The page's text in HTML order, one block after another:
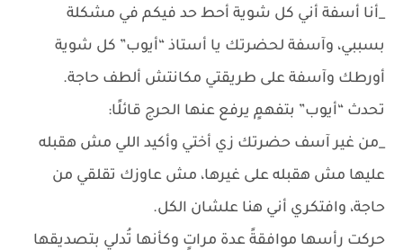
_أنا أسفة أني كل شوية أحط حد فيكم في مشكلة
بسببي، وآسفة لحضرتك يا أستاذ “أيوب” كل شوية
أورطك وآسفة على طريقتي مكانتش ألطف حاجة.
تحدث “أيوب” بتفهمٍ يرفع عنها الحرج قائلًا:
_من غير آسف حضرتك زي أختي وأكيد اللي مش هقبله
عليها مش هقبله على غيرها، مش عاوزك تقلقي من
حاجة، وافتكري أني هنا علشان الكل.
حركت رأسها موافقةً عدة مراتٍ وكأنها تُدلي بتصديقها